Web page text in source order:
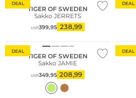
DEAL
TIGER OF SWEDEN
Sakko JERRETS
UVP399,95 238,99
DEAL
DEAL
TIGER OF SWEDEN
Sakko JAMIE
UVP349,95 208,99
DEAL